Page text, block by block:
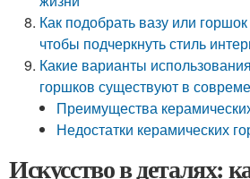
Как подобрать вазу или
чтобы подчеркнуть стиль
Какие варианты
горшков существуют в
Преимущества
Недостатки керамических
Искусство в деталях: